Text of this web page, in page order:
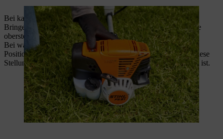
Bei kaltem Motor muss die Startklappe geschlossen werden.
Bringen Sie dazu den Chokehebel in die Position
Kaltstart , die
oberste Position.
Bei warmem Motor bringen Sie den Chokehebel auf die
Position Warmstart , die mittlere Position. Bitte benutzen Sie diese
Stellung auch, wenn der Motor schon gelaufen, aber noch kalt ist.